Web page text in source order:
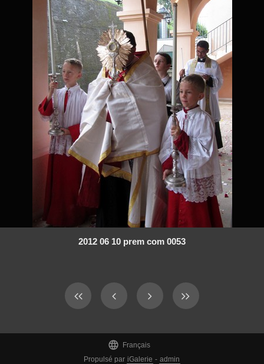
2012 06 10 prem com 0053

Français
Propulsé par iGalerie - admin